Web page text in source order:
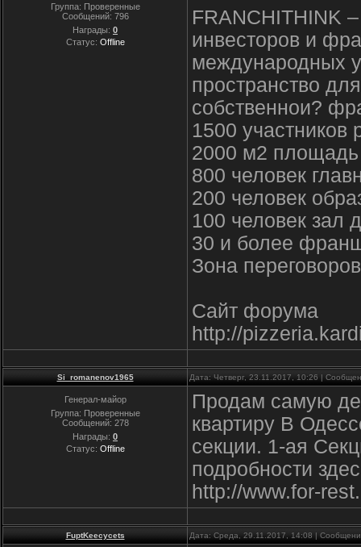
Группа: Проверенные
Сообщений: 796
Награды: 0
Статус: Offline
FRANCHITHINK
инвесторов и
международных
пространство
собственнои?
1500 участников
2000 м2
800 человек
200 человек
100 человек зал
30 и более
Зона переговоров
Сайт форума
http://
Si_romanenov1965 Дата: Четверг, 23.11.2017, 10:26 |
Генерал-майор
Группа: Проверенные
Сообщений: 278
Награды: 0
Статус: Offline
Продам самую
квартиру В
секции. 1-ая
подробности
http://www.for-
FuptKeecycets Дата: Среда, 29.11.2017, 14:08 |